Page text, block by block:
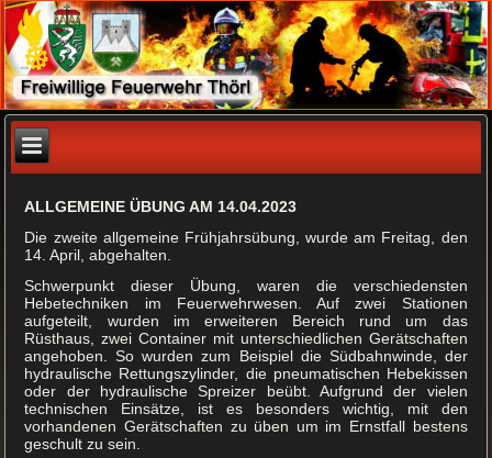
ALLGEMEINE ÜBUNG AM 14.04.2023
Die zweite allgemeine Frühjahrsübung, wurde am Freitag, den
14. April, abgehalten.
Schwerpunkt dieser Übung, waren die verschiedensten
Hebetechniken im Feuerwehrwesen. Auf zwei Stationen
aufgeteilt, wurden im erweiteren Bereich rund um das
Rüsthaus, zwei Container mit unterschiedlichen Gerätschaften
angehoben. So wurden zum Beispiel die Südbahnwinde, der
hydraulische Rettungszylinder, die pneumatischen Hebekissen
oder der hydraulische Spreizer beübt. Aufgrund der vielen
technischen Einsätze, ist es besonders wichtig, mit den
vorhandenen Gerätschaften zu üben um im Ernstfall bestens
geschult zu sein.